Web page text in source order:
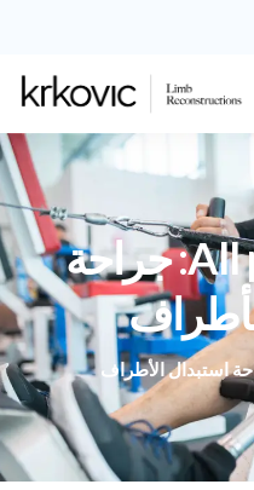
All posts tagged: جراحة
استبدال الأطراف